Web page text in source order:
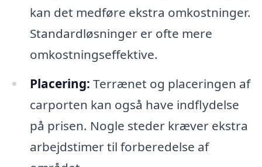
kan det medføre ekstra omkostninger.
Standardløsninger er ofte mere
omkostningseffektive.
Placering: Terrænet og placeringen af
carporten kan også have indflydelse
på prisen. Nogle steder kræver ekstra
arbejdstimer til forberedelse af